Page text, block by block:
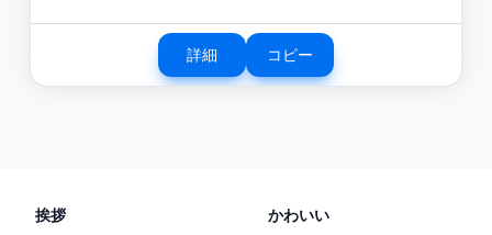
詳細 コピー
挨拶 かわいい